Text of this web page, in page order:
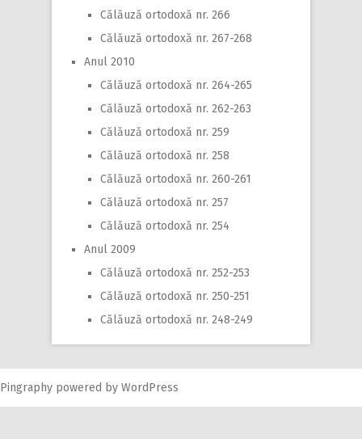
Călăuză ortodoxă nr. 266
Călăuză ortodoxă nr. 267-268
Anul 2010
Călăuză ortodoxă nr. 264-265
Călăuză ortodoxă nr. 262-263
Călăuză ortodoxă nr. 259
Călăuză ortodoxă nr. 258
Călăuză ortodoxă nr. 260-261
Călăuză ortodoxă nr. 257
Călăuză ortodoxă nr. 254
Anul 2009
Călăuză ortodoxă nr. 252-253
Călăuză ortodoxă nr. 250-251
Călăuză ortodoxă nr. 248-249
Pingraphy powered by WordPress